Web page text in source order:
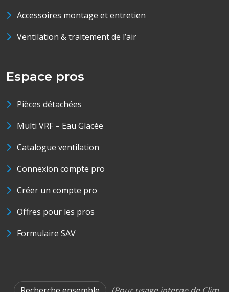
Accessoires montage et entretien
Ventilation & traitement de l’air
Espace pros
Pièces détachées
Multi VRF – Eau Glacée
Catalogue ventilation
Connexion compte pro
Créer un compte pro
Offres pour les pros
Formulaire SAV